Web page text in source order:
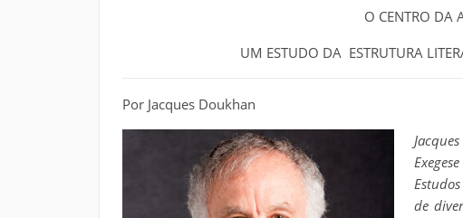
O CENTRO DA
UM ESTUDO DA ESTRUTURA
Por Jacques Doukhan
de